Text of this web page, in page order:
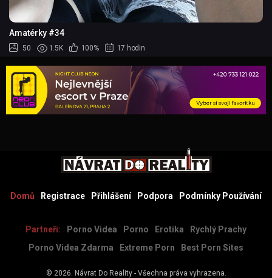
Amatérky #34
50 1.5K 100% 17 hodin
Domů Registrace Přihlášení Podpora Podmínky Používání
Partneři: Porno Videa Porno Erotika
Rychlý Prachy
Porno Videa Zdarma
Extreme Porn Best Porn Sites
© 2026. Návrat Do Reality- Všechna práva vyhrazena.